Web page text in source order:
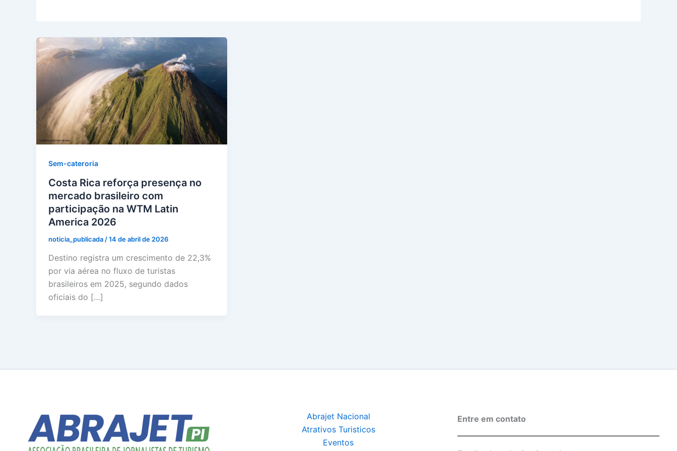
Sem-cateroria
Costa Rica reforça presença no
mercado brasileiro com
participação na WTM Latin
America 2026
noticia_publicada /14 de abril de 2026
Destino registra um crescimento de 22,3%
por via aérea no fluxo de turistas
brasileiros em 2025, segundo dados
oficiais do […]
Abrajet Nacional
Atrativos Turisticos
Eventos
Entre em contato